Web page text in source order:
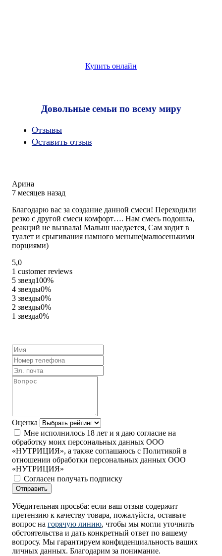
Купить онлайн
Довольные семьи по всему миру
Oтзывы
Оставить отзыв
Арина
7 месяцев назад
5,0
out
of
5
Благодарю вас за создание данной смеси! Переходили
резко с другой смеси комфорт…. Нам смесь подошла,
реакций не вызвала! Малыш наедается, Сам ходит в
туалет и срыгивания намного меньше(малюсенькими
порциями)
Rated
5,0
out
of
5
5,0
1 customer reviews
5 звезд100%
4 звезды0%
3 звезды0%
2 звезды0%
1 звезда0%
Оценка
Мне исполнилось 18 лет и я даю согласие на
обработку моих персональных данных ООО
«НУТРИЦИЯ», а также соглашаюсь с Политикой в
отношении обработки персональных данных ООО
«НУТРИЦИЯ»
Согласен получать подписку
Отправить
Убедительная просьба: если ваш отзыв содержит
претензию к качеству товара, пожалуйста, оставьте
вопрос на горячую линию, чтобы мы могли уточнить
обстоятельства и дать конкретный ответ по вашему
вопросу. Мы гарантируем конфиденциальность ваших
личных данных. Благодарим за понимание.